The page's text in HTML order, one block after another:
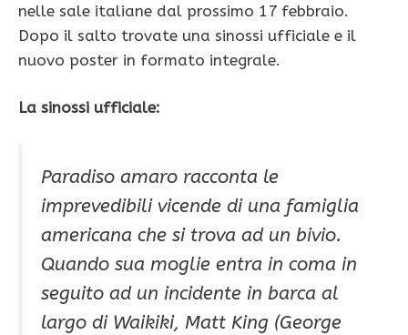
nelle sale italiane dal prossimo 17 febbraio.
Dopo il salto trovate una sinossi ufficiale e il
nuovo poster in formato integrale.
La sinossi ufficiale:
Paradiso amaro racconta le
imprevedibili vicende di una famiglia
americana che si trova ad un bivio.
Quando sua moglie entra in coma in
seguito ad un incidente in barca al
largo di Waikiki, Matt King (George